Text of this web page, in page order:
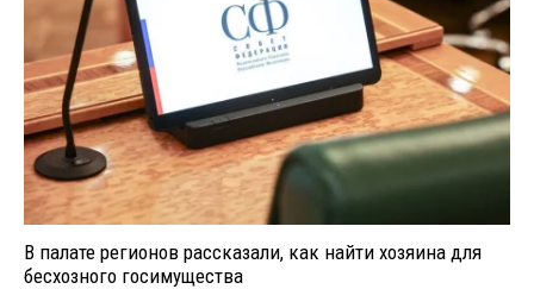
В палате регионов рассказали, как найти хозяина для
бесхозного госимущества